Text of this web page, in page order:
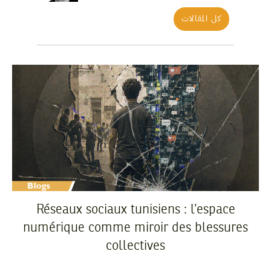
كل المقالات
Réseaux sociaux tunisiens : l’espace
numérique comme miroir des blessures
collectives